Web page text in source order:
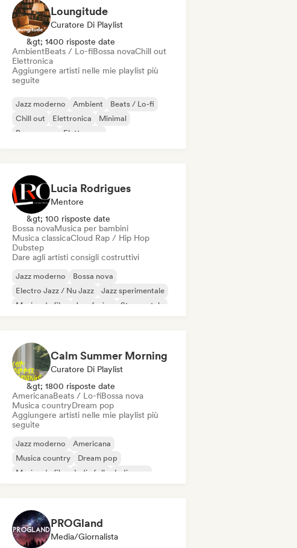
Loungitude
Curatore Di Playlist
&gt; 1400 risposte date
AmbientBeats / Lo-fiBossa novaChill out
Elettronica
Aggiungere artisti nelle mie playlist più
seguite
Jazz moderno Ambient
Beats / Lo-fi
Chill out
Elettronica
Minimal
Bossa nova
Elettropop
Lucia Rodrigues
Mentore
&gt; 100 risposte date
Bossa novaMusica per bambini
Musica classicaCloud Rap / Hip Hop
Dubstep
Dare agli artisti consigli costruttivi
Jazz moderno
Bossa nova
Electro Jazz / Nu Jazz
Jazz sperimentale
Musica da film
Jazz fusion
Strumentale
Calm Summer Morning
Curatore Di Playlist
&gt; 1800 risposte date
AmericanaBeats / Lo-fiBossa nova
Musica countryDream pop
Aggiungere artisti nelle mie playlist più
seguite
Jazz moderno
Americana
Musica country
Dream pop
Musica da film
Indie folk
Indie pop
PROGland
Media/Giornalista